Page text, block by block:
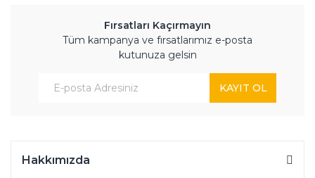
Fırsatları Kaçırmayın
Tüm kampanya ve fırsatlarımız e-posta
kutunuza gelsin
KAYIT OL
Hakkımızda